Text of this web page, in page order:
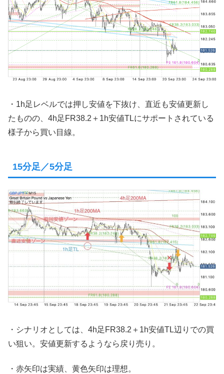
・1h足レベルでは押し安値を下抜け、直近も安値更新し
たものの、4h足FR38.2＋1h安値TLにサポートされている
様子から買い目線。
15分足／5分足
・シナリオとしては、4h足FR38.2＋1h安値TL辺りでの買
い狙い。安値更新するようなら戻り売り。
・赤矢印は実績、黄色矢印は理想。